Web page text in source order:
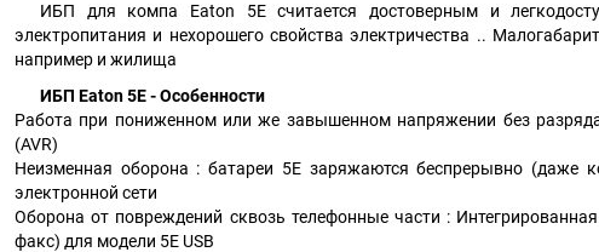
ИБП для компа Eaton 5E считается достоверным и
электропитания и нехорошего свойства электричества ..
например и жилища
ИБП Eaton 5E - Особенности
Работа при пониженном или же завышенном напряжении без
(AVR)
Неизменная оборона : батареи 5Е заряжаются беспрерывно
электронной сети
Оборона от повреждений сквозь телефонные части :
факс) для модели 5Е USB